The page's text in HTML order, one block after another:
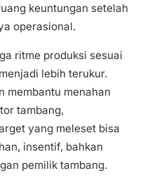
keuntungan setelah
operasional.
ritme produksi sesuai
lebih terukur.
membantu menahan
tambang,
yang meleset bisa
insentif, bahkan
pemilik tambang.